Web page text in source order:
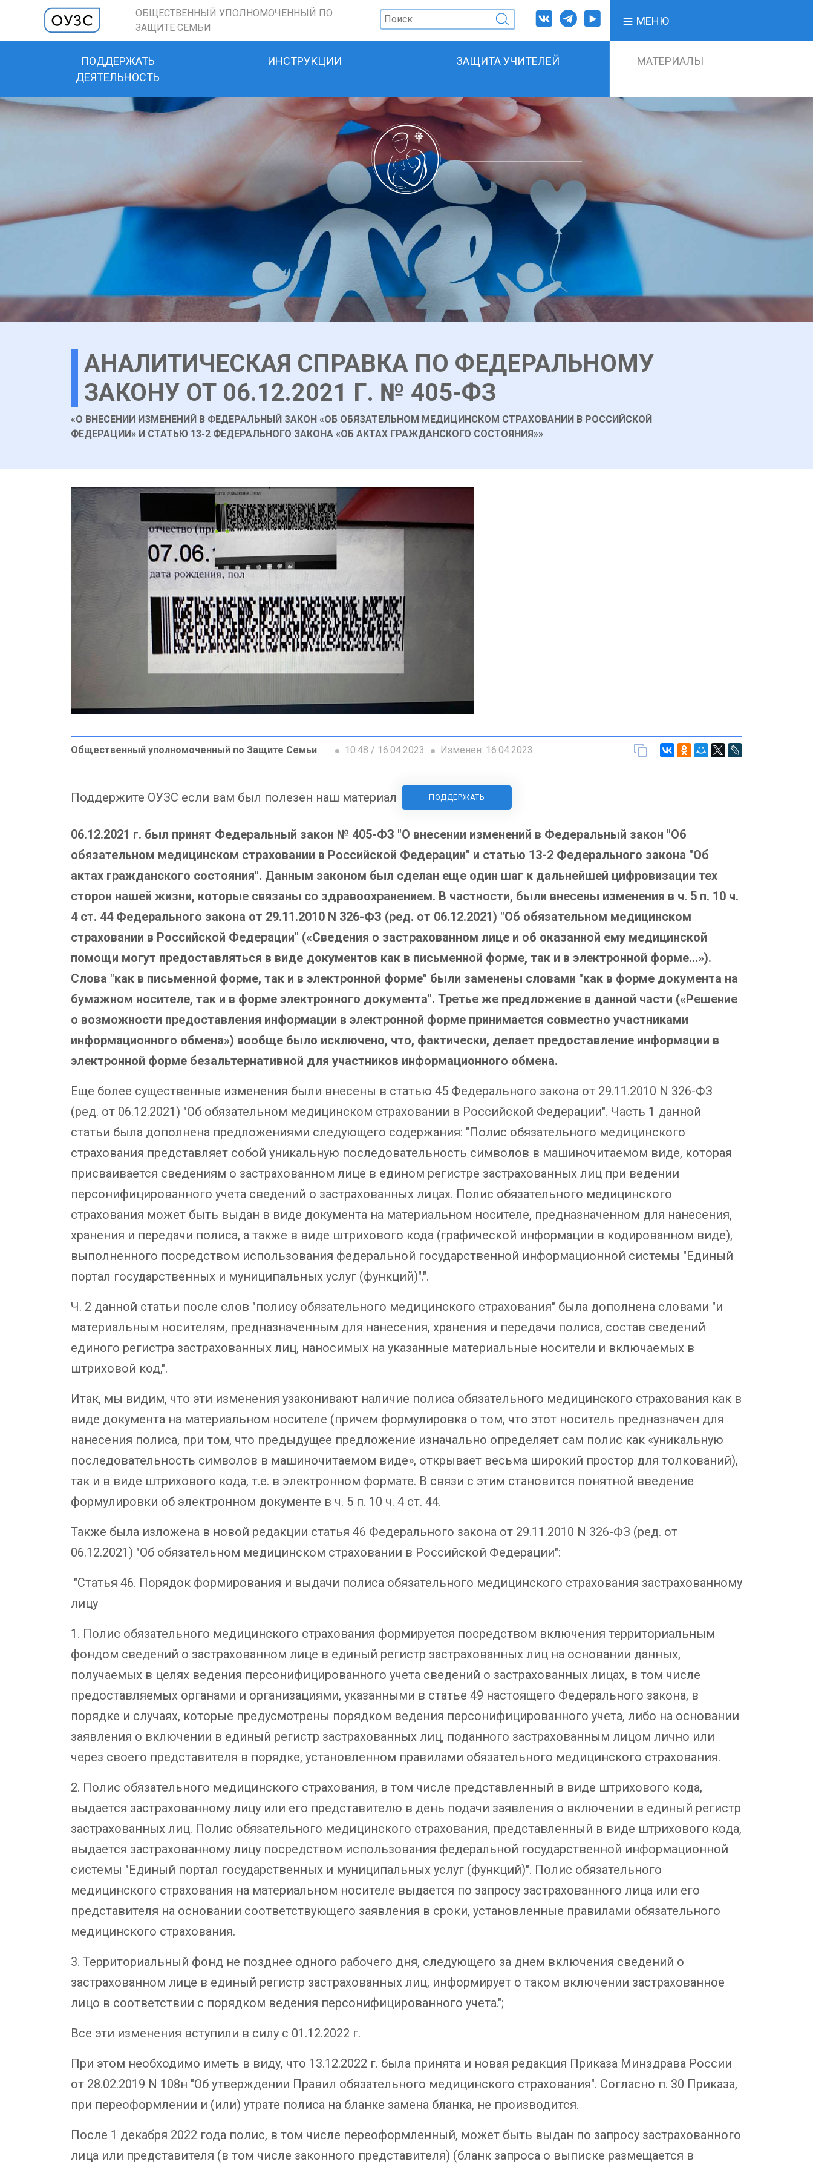
ОБЩЕСТВЕННЫЙ УПОЛНОМОЧЕННЫЙ ПО
ЗАЩИТЕ СЕМЬИ
МЕНЮ
ПОДДЕРЖАТЬ
ДЕЯТЕЛЬНОСТЬ
ИНСТРУКЦИИ ЗАЩИТА УЧИТЕЛЕЙ МАТЕРИАЛЫ
АНАЛИТИЧЕСКАЯ СПРАВКА ПО ФЕДЕРАЛЬНОМУ
ЗАКОНУ ОТ 06.12.2021 Г. № 405-ФЗ
«О ВНЕСЕНИИ ИЗМЕНЕНИЙ В ФЕДЕРАЛЬНЫЙ ЗАКОН «ОБ ОБЯЗАТЕЛЬНОМ МЕДИЦИНСКОМ СТРАХОВАНИИ В РОССИЙСКОЙ
ФЕДЕРАЦИИ» И СТАТЬЮ 13-2 ФЕДЕРАЛЬНОГО ЗАКОНА «ОБ АКТАХ ГРАЖДАНСКОГО СОСТОЯНИЯ»»
Общественный уполномоченный по Защите Семьи 10:48 / 16.04.2023 Изменен: 16.04.2023
Поддержите ОУЗС если вам был полезен наш материал ПОДДЕРЖАТЬ
06.12.2021 г. был принят Федеральный закон № 405-ФЗ "О внесении изменений в Федеральный закон "Об
обязательном медицинском страховании в Российской Федерации" и статью 13-2 Федерального закона "Об
актах гражданского состояния". Данным законом был сделан еще один шаг к дальнейшей цифровизации тех
сторон нашей жизни, которые связаны со здравоохранением. В частности, были внесены изменения в ч. 5 п. 10 ч.
4 ст. 44 Федерального закона от 29.11.2010 N 326-ФЗ (ред. от 06.12.2021) "Об обязательном медицинском
страховании в Российской Федерации" («Сведения о застрахованном лице и об оказанной ему медицинской
помощи могут предоставляться в виде документов как в письменной форме, так и в электронной форме…»).
Слова "как в письменной форме, так и в электронной форме" были заменены словами "как в форме документа на
бумажном носителе, так и в форме электронного документа". Третье же предложение в данной части («Решение
о возможности предоставления информации в электронной форме принимается совместно участниками
информационного обмена») вообще было исключено, что, фактически, делает предоставление информации в
электронной форме безальтернативной для участников информационного обмена.
Еще более существенные изменения были внесены в статью 45 Федерального закона от 29.11.2010 N 326-ФЗ
(ред. от 06.12.2021) "Об обязательном медицинском страховании в Российской Федерации". Часть 1 данной
статьи была дополнена предложениями следующего содержания: "Полис обязательного медицинского
страхования представляет собой уникальную последовательность символов в машиночитаемом виде, которая
присваивается сведениям о застрахованном лице в едином регистре застрахованных лиц при ведении
персонифицированного учета сведений о застрахованных лицах. Полис обязательного медицинского
страхования может быть выдан в виде документа на материальном носителе, предназначенном для нанесения,
хранения и передачи полиса, а также в виде штрихового кода (графической информации в кодированном виде),
выполненного посредством использования федеральной государственной информационной системы "Единый
портал государственных и муниципальных услуг (функций)".".
Ч. 2 данной статьи после слов "полису обязательного медицинского страхования" была дополнена словами "и
материальным носителям, предназначенным для нанесения, хранения и передачи полиса, состав сведений
единого регистра застрахованных лиц, наносимых на указанные материальные носители и включаемых в
штриховой код,".
Итак, мы видим, что эти изменения узаконивают наличие полиса обязательного медицинского страхования как в
виде документа на материальном носителе (причем формулировка о том, что этот носитель предназначен для
нанесения полиса, при том, что предыдущее предложение изначально определяет сам полис как «уникальную
последовательность символов в машиночитаемом виде», открывает весьма широкий простор для толкований),
так и в виде штрихового кода, т.е. в электронном формате. В связи с этим становится понятной введение
формулировки об электронном документе в ч. 5 п. 10 ч. 4 ст. 44.
Также была изложена в новой редакции статья 46 Федерального закона от 29.11.2010 N 326-ФЗ (ред. от
06.12.2021) "Об обязательном медицинском страховании в Российской Федерации":
"Статья 46. Порядок формирования и выдачи полиса обязательного медицинского страхования застрахованному
лицу
1. Полис обязательного медицинского страхования формируется посредством включения территориальным
фондом сведений о застрахованном лице в единый регистр застрахованных лиц на основании данных,
получаемых в целях ведения персонифицированного учета сведений о застрахованных лицах, в том числе
предоставляемых органами и организациями, указанными в статье 49 настоящего Федерального закона, в
порядке и случаях, которые предусмотрены порядком ведения персонифицированного учета, либо на основании
заявления о включении в единый регистр застрахованных лиц, поданного застрахованным лицом лично или
через своего представителя в порядке, установленном правилами обязательного медицинского страхования.
2. Полис обязательного медицинского страхования, в том числе представленный в виде штрихового кода,
выдается застрахованному лицу или его представителю в день подачи заявления о включении в единый регистр
застрахованных лиц. Полис обязательного медицинского страхования, представленный в виде штрихового кода,
выдается застрахованному лицу посредством использования федеральной государственной информационной
системы "Единый портал государственных и муниципальных услуг (функций)". Полис обязательного
медицинского страхования на материальном носителе выдается по запросу застрахованного лица или его
представителя на основании соответствующего заявления в сроки, установленные правилами обязательного
медицинского страхования.
3. Территориальный фонд не позднее одного рабочего дня, следующего за днем включения сведений о
застрахованном лице в единый регистр застрахованных лиц, информирует о таком включении застрахованное
лицо в соответствии с порядком ведения персонифицированного учета.";
Все эти изменения вступили в силу с 01.12.2022 г.
При этом необходимо иметь в виду, что 13.12.2022 г. была принята и новая редакция Приказа Минздрава России
от 28.02.2019 N 108н "Об утверждении Правил обязательного медицинского страхования". Согласно п. 30 Приказа,
при переоформлении и (или) утрате полиса на бланке замена бланка, не производится.
После 1 декабря 2022 года полис, в том числе переоформленный, может быть выдан по запросу застрахованного
лица или представителя (в том числе законного представителя) (бланк запроса о выписке размещается в